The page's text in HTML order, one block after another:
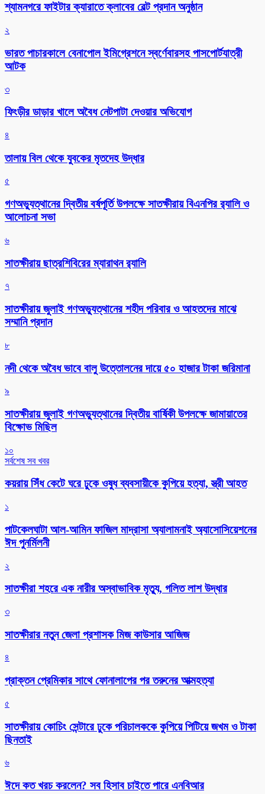
শ্যামনগরে ফাইটার ক্যারাতে ক্লাবের বেল্ট প্রদান অনুষ্ঠান
২
ভারত পাচারকালে বেনাপোল ইমিগ্রেশনে স্বর্ণেবারসহ পাসপোর্টযাত্রী
আটক
৩
ফিংড়ীর ডাড়ার খালে অবৈধ নেটপাটা দেওয়ার অভিযোগ
৪
তালায় বিল থেকে যুবকের মৃতদেহ উদ্ধার
৫
গণঅভ্যুত্থানের দ্বিতীয় বর্ষপূর্তি উপলক্ষে সাতক্ষীরায় বিএনপির র‌্যালি ও
আলোচনা সভা
৬
সাতক্ষীরায় ছাত্রশিবিরের ম্যারাথন র‌্যালি
৭
সাতক্ষীরায় জুলাই গণঅভ্যুত্থানের শহীদ পরিবার ও আহতদের মাঝে
সম্মানি প্রদান
৮
নদী থেকে অবৈধ ভাবে বালু উত্তোলনের দায়ে ৫০ হাজার টাকা জরিমানা
৯
সাতক্ষীরায় জুলাই গণঅভ্যুত্থানের দ্বিতীয় বার্ষিকী উপলক্ষে জামায়াতের
বিক্ষোভ মিছিল
১০
সর্বশেষ সব খবর
কয়রায় সিঁধ কেটে ঘরে ঢুকে ওষুধ ব্যবসায়ীকে কুপিয়ে হত্যা, স্ত্রী আহত
১
পাটকেলঘাটা আল-আমিন ফাজিল মাদ্রাসা অ্যালামনাই অ্যাসোসিয়েশনের
ঈদ পুনর্মিলনী
২
সাতক্ষীরা শহরে এক নারীর অস্বাভাবিক মৃত্যু, গলিত লাশ উদ্ধার
৩
সাতক্ষীরার নতুন জেলা প্রশাসক মিজ কাউসার আজিজ
৪
প্রাক্তন প্রেমিকার সাথে ফোনালাপের পর তরুনের আত্মহত্যা
৫
সাতক্ষীরায় কোচিং সেন্টারে ঢুকে পরিচালককে কুপিয়ে পিটিয়ে জখম ও টাকা
ছিনতাই
৬
ঈদে কত খরচ করলেন? সব হিসাব চাইতে পারে এনবিআর